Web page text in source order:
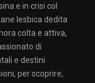
e in crisi col
lesbica dedita
colta e attiva,
di
e destini
per scoprire,